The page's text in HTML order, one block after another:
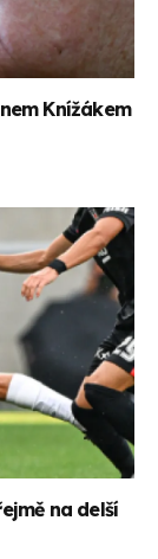
Knížákem
na delší